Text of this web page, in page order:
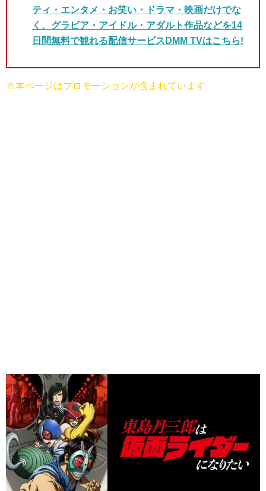
ティ・エンタメ・お笑い・ドラマ・映画だけでな
く、グラビア・アイドル・アダルト作品などを14
日間無料で観れる配信サービスDMM TVはこちら!
※本ページはプロモーションが含まれています